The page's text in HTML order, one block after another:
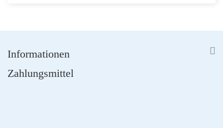
Informationen 

Zahlungsmittel